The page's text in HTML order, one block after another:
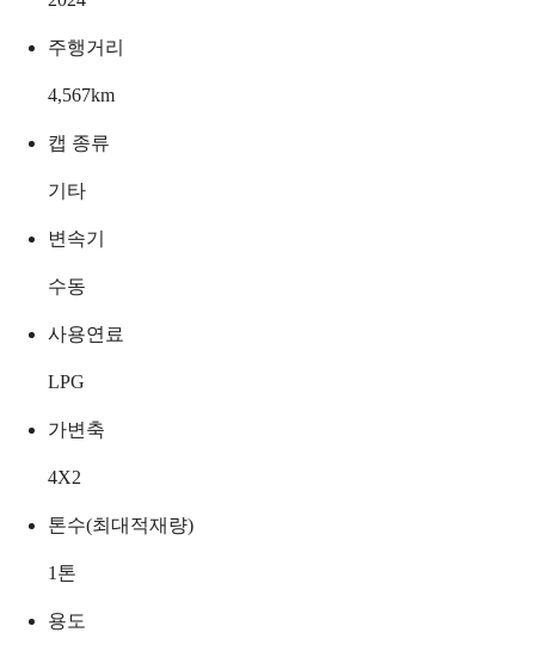
주행거리
4,567km
캡 종류
기타
변속기
수동
사용연료
LPG
가변축
4X2
톤수(최대적재량)
1 톤
용도